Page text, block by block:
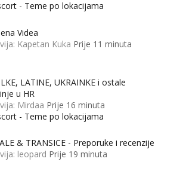
- Teme po lokacijama
Videa
Kapetan Kuka Prije 11 minuta
LATINE, UKRAINKE i ostale
u HR
Mirdaa Prije 16 minuta
- Teme po lokacijama
& TRANSICE - Preporuke i recenzije
leopard Prije 19 minuta